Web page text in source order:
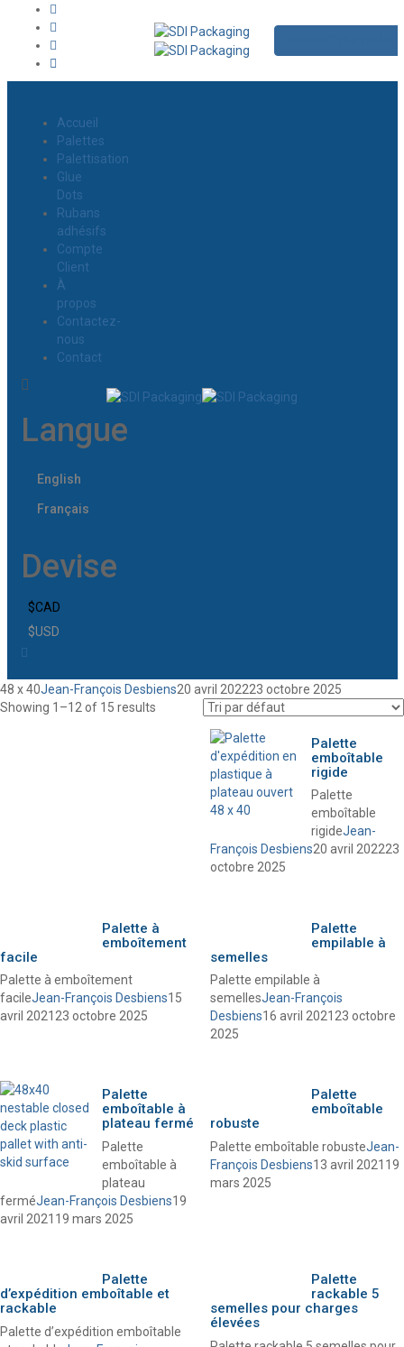
Accueil
Palettes
Palettisation
Glue
Dots
Rubans
adhésifs
Compte
Client
À
propos
Contactez-
nous
Contact
Langue
English
Français
Devise
$CAD
$USD
48 x 40Jean-François Desbiens20 avril 202223 octobre 2025
Showing 1–12 of 15 results
Palette
emboîtable
rigide
Palette
emboîtable
rigideJean-
François Desbiens20 avril 202223
octobre 2025
Palette à
emboîtement
facile
Palette à emboîtement
facileJean-François Desbiens15
avril 2021 23 octobre 2025
Palette
empilable à
semelles
Palette empilable à
semellesJean-François
Desbiens16 avril 2021 23 octobre
2025
Palette
emboîtable à
plateau fermé
Palette
emboîtable à
plateau
ferméJean-François Desbiens19
avril 2021 19 mars 2025
Palette
emboîtable
robuste
Palette emboîtable robusteJean-
François Desbiens13 avril 2021 19
mars 2025
Palette
d’expédition emboîtable et
rackable
Palette d’expédition emboîtable
Palette
rackable 5
semelles pour charges
élevées